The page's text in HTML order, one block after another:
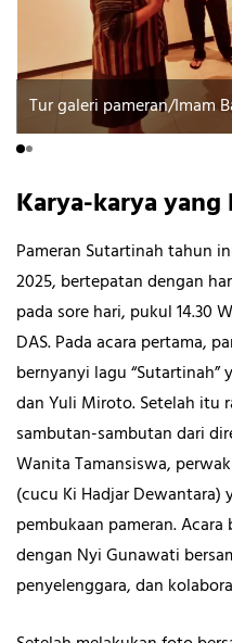
Tur galeri pameran/Imam
Karya-karya
Pameran Sutartinah tahun
2025, bertepatan dengan
pada sore hari, pukul 14.30
DAS. Pada acara pertama,
bernyanyi lagu
dan Yuli Miroto. Setelah itu
sambutan-sambutan dari
Wanita Tamansiswa,
(cucu Ki Hadjar Dewantara)
pembukaan pameran.
dengan Nyi Gunawati
penyelenggara, dan